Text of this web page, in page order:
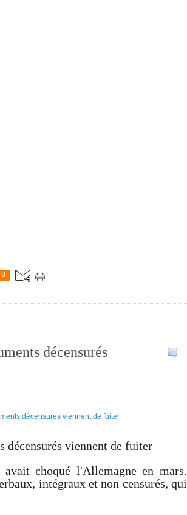
0
…
décensurés
décensurés viennent de fuiter
choqué l'Allemagne en mars.
intégraux et non censurés, qui